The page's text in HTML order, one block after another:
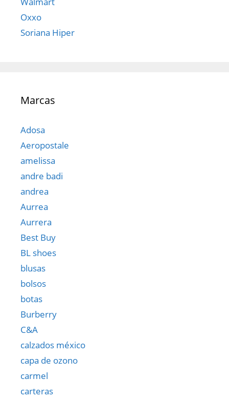
Oxxo
Soriana Hiper
Marcas
Adosa
Aeropostale
amelissa
andre badi
andrea
Aurrea
Aurrera
Best Buy
BL shoes
blusas
bolsos
botas
Burberry
C&A
calzados méxico
capa de ozono
carmel
carteras